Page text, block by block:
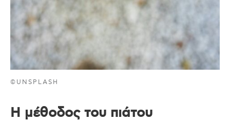
©UNSPLASH
Η μέθοδος του πιάτου